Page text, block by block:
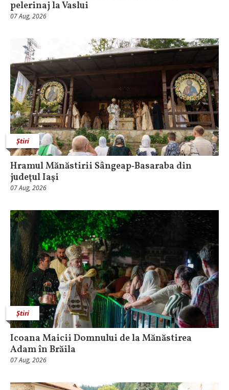
pelerinaj la Vaslui
07 Aug, 2026
Știri
Hramul Mănăstirii Sângeap‑Basaraba din
judeţul Iaşi
07 Aug, 2026
Știri
Icoana Maicii Domnului de la Mănăstirea
Adam în Brăila
07 Aug, 2026